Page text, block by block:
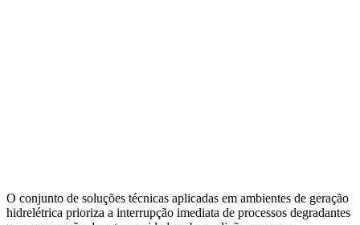
O conjunto de soluções técnicas aplicadas em ambientes de geração
hidrelétrica prioriza a interrupção imediata de processos degradantes